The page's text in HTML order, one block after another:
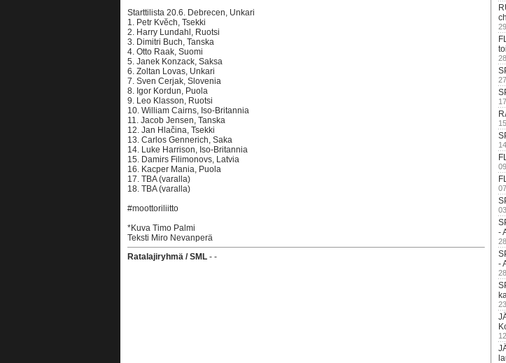
Starttilista 20.6. Debrecen, Unkari
1. Petr Kvĕch, Tsekki
2. Harry Lundahl, Ruotsi
3. Dimitri Buch, Tanska
4. Otto Raak, Suomi
5. Janek Konzack, Saksa
6. Zoltan Lovas, Unkari
7. Sven Cerjak, Slovenia
8. Igor Kordun, Puola
9. Leo Klasson, Ruotsi
10. William Cairns, Iso-Britannia
11. Jacob Jensen, Tanska
12. Jan Hlačina, Tsekki
13. Carlos Gennerich, Saka
14. Luke Harrison, Iso-Britannia
15. Damirs Filimonovs, Latvia
16. Kacper Mania, Puola
17. TBA (varalla)
18. TBA (varalla)
#moottoriliitto
*Kuva Timo Palmi
Teksti Miro Nevanperä
Ratalajiryhmä / SML - -
-
-